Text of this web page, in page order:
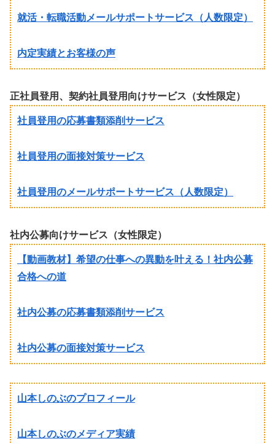
就活・転職活動メールサポートサービス（人数限定）
内定実績とお客様の声
正社員登用、契約社員登用向けサービス（女性限定）
社員登用の応募書類添削サービス
社員登用の面接対策サービス
社員登用のメールサポートサービス（人数限定）
社内公募向けサービス（女性限定）
【動画教材】希望の仕事への異動を叶える！社内公募
合格への道
社内公募の応募書類添削サービス
社内公募の面接対策サービス
山本しのぶのプロフィール
山本しのぶのメディア実績